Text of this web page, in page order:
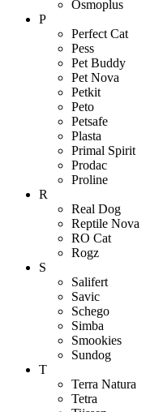
Osmoplus
P
Perfect Cat
Pess
Pet Buddy
Pet Nova
Petkit
Peto
Petsafe
Plasta
Primal Spirit
Prodac
Proline
R
Real Dog
Reptile Nova
RO Cat
Rogz
S
Salifert
Savic
Schego
Simba
Smookies
Sundog
T
Terra Natura
Tetra